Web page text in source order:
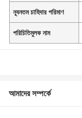
ন্যূনতম চাহিদার পরিমাণ
পরিচিতিমুলক নাম
আমাদের সম্পর্কে